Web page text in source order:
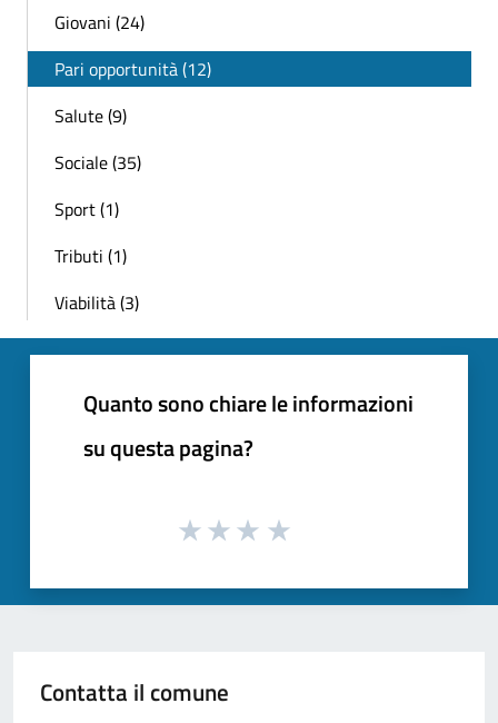
Giovani (24)
Pari opportunità (12)
Salute (9)
Sociale (35)
Sport (1)
Tributi (1)
Viabilità (3)
Quanto sono chiare le informazioni
su questa pagina?
Contatta il comune